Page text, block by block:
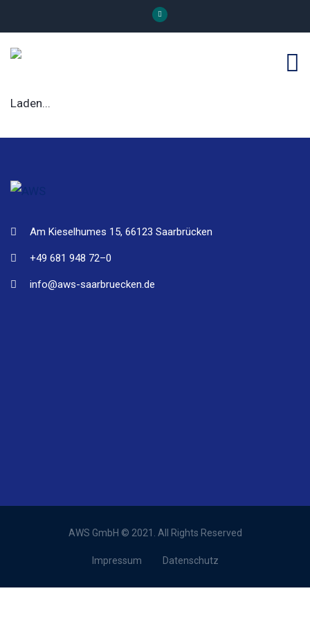
Laden...
Am Kieselhumes 15, 66123 Saarbrücken
+49 681 948 72–0
info@aws-saarbruecken.de
AWS GmbH © 2021. All Rights Reserved
Impressum Datenschutz